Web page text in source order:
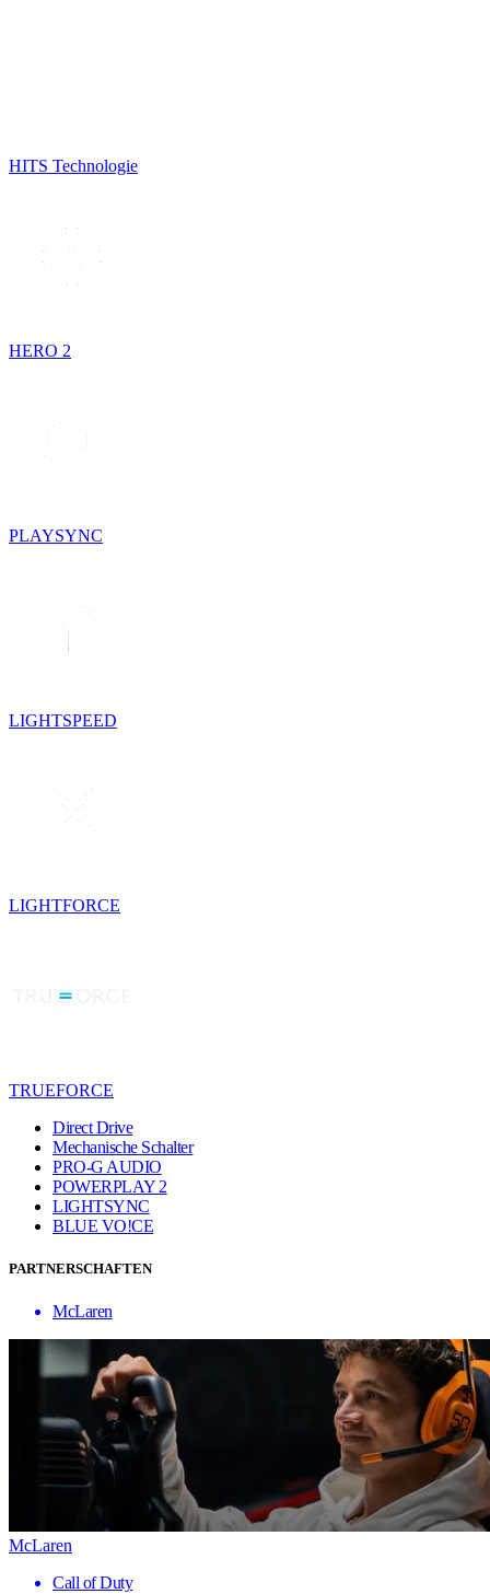
HITS Technologie
HERO 2
PLAYSYNC
LIGHTSPEED
LIGHTFORCE
TRUEFORCE
Direct Drive
Mechanische Schalter
PRO-G AUDIO
POWERPLAY 2
LIGHTSYNC
BLUE VO!CE
PARTNERSCHAFTEN
McLaren
McLaren
Call of Duty